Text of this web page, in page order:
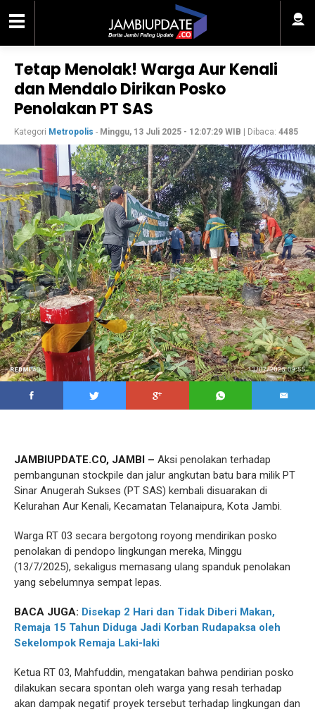
Tetap Menolak! Warga Aur Kenali
dan Mendalo Dirikan Posko
Penolakan PT SAS
Kategori Metropolis - Minggu, 13 Juli 2025 - 12:07:29 WIB | Dibaca: 4485
JAMBIUPDATE.CO, JAMBI – Aksi penolakan terhadap
pembangunan stockpile dan jalur angkutan batu bara milik PT
Sinar Anugerah Sukses (PT SAS) kembali disuarakan di
Kelurahan Aur Kenali, Kecamatan Telanaipura, Kota Jambi.
Warga RT 03 secara bergotong royong mendirikan posko
penolakan di pendopo lingkungan mereka, Minggu
(13/7/2025), sekaligus memasang ulang spanduk penolakan
yang sebelumnya sempat lepas.
BACA JUGA: Disekap 2 Hari dan Tidak Diberi Makan,
Remaja 15 Tahun Diduga Jadi Korban Rudapaksa oleh
Sekelompok Remaja Laki-laki
Ketua RT 03, Mahfuddin, mengatakan bahwa pendirian posko
dilakukan secara spontan oleh warga yang resah terhadap
akan dampak negatif proyek tersebut terhadap lingkungan dan